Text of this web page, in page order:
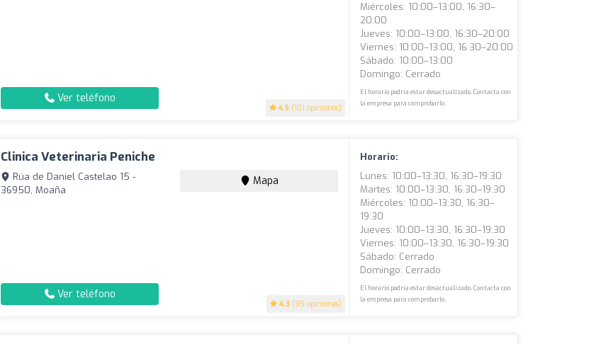
4.5 (101 opiniones)
Ver teléfono
Miércoles: 10:00–13:00, 16:30–
20:00
Jueves: 10:00–13:00, 16:30–20:00
Viernes: 10:00–13:00, 16:30–20:00
Sábado: 10:00–13:00
Domingo: Cerrado
El horario podría estar desactualizado. Contacta con
la empresa para comprobarlo.
Clinica Veterinaria Peniche
4.3 (95 opiniones)
Rúa de Daniel Castelao 15 -
36950, Moaña
Mapa
Ver teléfono
Horario:
Lunes: 10:00–13:30, 16:30–19:30
Martes: 10:00–13:30, 16:30–19:30
Miércoles: 10:00–13:30, 16:30–
19:30
Jueves: 10:00–13:30, 16:30–19:30
Viernes: 10:00–13:30, 16:30–19:30
Sábado: Cerrado
Domingo: Cerrado
El horario podría estar desactualizado. Contacta con
la empresa para comprobarlo.